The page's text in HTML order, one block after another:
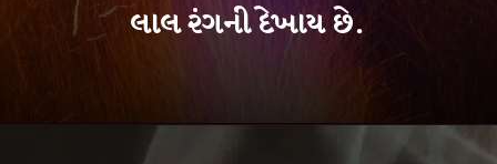
લાલ રંગની દેખાય છે.